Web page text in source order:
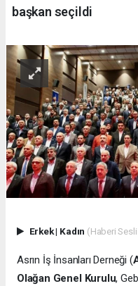
başkan seçildi
Erkek| Kadın (Haberi
Asrın İş İnsanları Derneği (
Olağan Genel Kurulu,